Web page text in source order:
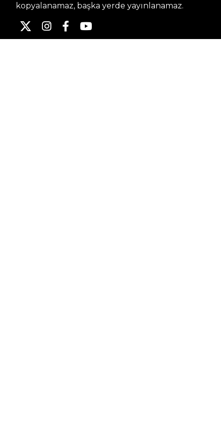
kopyalanamaz, başka yerde yayınlanamaz.